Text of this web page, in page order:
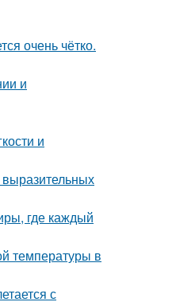
очень чётко.
и
и
где каждый
температуры в
с